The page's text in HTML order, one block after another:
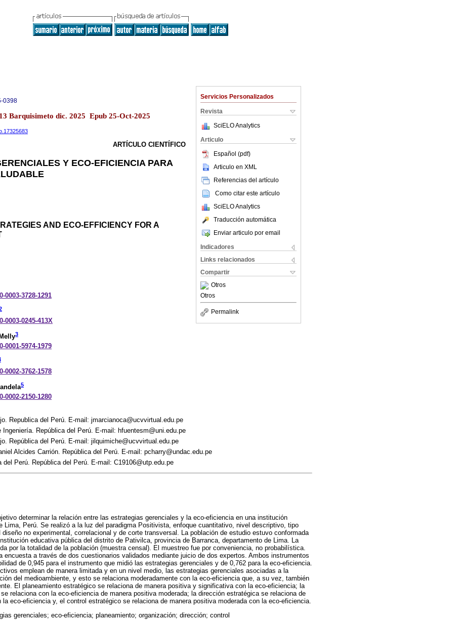
Servicios Personalizados
Revista
SciELO Analytics
Articulo
Español (pdf)
Articulo en XML
Referencias del artículo
Como citar este artículo
SciELO Analytics
Traducción automática
Enviar articulo por email
Indicadores
Links relacionados
Compartir
Otros
Otros
Permalink
0398
Barquisimeto dic. 2025 Epub 25-Oct-2025
ARTÍCULO CIENTÍFICO
Y ECO-EFICIENCIA PARA
AND ECO-EFFICIENCY FOR A
0003-3728-1291
0003-0245-413X
3
0001-5974-1979
0002-3762-1578
5
0002-2150-1280
Republica del Perú. E-mail: jmarcianoca@ucvvirtual.edu.pe
Ingeniería. República del Perú. E-mail: hfuentesm@uni.edu.pe
República del Perú. E-mail: jilquimiche@ucvvirtual.edu.pe
Alcides Carrión. República del Perú. E-mail: pcharry@undac.edu.pe
del Perú. República del Perú. E-mail: C19106@utp.edu.pe
determinar la relación entre las estrategias gerenciales y la eco-eficiencia en una institución
Lima, Perú. Se realizó a la luz del paradigma Positivista, enfoque cuantitativo, nivel descriptivo, tipo
no experimental, correlacional y de corte transversal. La población de estudio estuvo conformada
educativa pública del distrito de Pativilca, provincia de Barranca, departamento de Lima. La
por la totalidad de la población (muestra censal). El muestreo fue por conveniencia, no probabilística.
encuesta a través de dos cuestionarios validados mediante juicio de dos expertos. Ambos instrumentos
de 0,945 para el instrumento que midió las estrategias gerenciales y de 0,762 para la eco-eficiencia.
emplean de manera limitada y en un nivel medio, las estrategias gerenciales asociadas a la
del medioambiente, y esto se relaciona moderadamente con la eco-eficiencia que, a su vez, también
El planeamiento estratégico se relaciona de manera positiva y significativa con la eco-eficiencia; la
relaciona con la eco-eficiencia de manera positiva moderada; la dirección estratégica se relaciona de
la eco-eficiencia y, el control estratégico se relaciona de manera positiva moderada con la eco-eficiencia.
gerenciales; eco-eficiencia; planeamiento; organización; dirección; control